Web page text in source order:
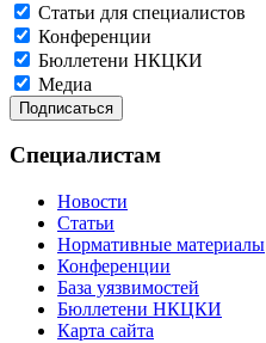
Статьи для специалистов
Конференции
Бюллетени НКЦКИ
Медиа
Специалистам
Новости
Статьи
Нормативные материалы
Конференции
База уязвимостей
Бюллетени НКЦКИ
Карта сайта